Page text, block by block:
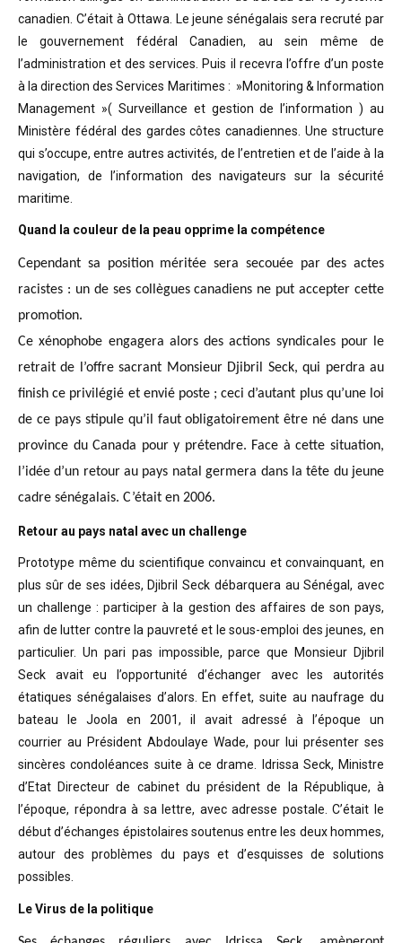
canadien. C’était à Ottawa. Le jeune sénégalais sera recruté par
le gouvernement fédéral Canadien, au sein même de
l’administration et des services. Puis il recevra l’offre d’un poste
à la direction des Services Maritimes : »Monitoring & Information
Management »( Surveillance et gestion de l’information ) au
Ministère fédéral des gardes côtes canadiennes. Une structure
qui s’occupe, entre autres activités, de l’entretien et de l’aide à la
navigation, de l’information des navigateurs sur la sécurité
maritime.
Quand la couleur de la peau opprime la compétence
Cependant sa position méritée sera secouée par des actes
racistes : un de ses collègues canadiens ne put accepter cette
promotion.
Ce xénophobe engagera alors des actions syndicales pour le
retrait de l’offre sacrant Monsieur Djibril Seck, qui perdra au
finish ce privilégié et envié poste ; ceci d’autant plus qu’une loi
de ce pays stipule qu’il faut obligatoirement être né dans une
province du Canada pour y prétendre. Face à cette situation,
l’idée d’un retour au pays natal germera dans la tête du jeune
cadre sénégalais. C’était en 2006.
Retour au pays natal avec un challenge
Prototype même du scientifique convaincu et convainquant, en
plus sûr de ses idées, Djibril Seck débarquera au Sénégal, avec
un challenge : participer à la gestion des affaires de son pays,
afin de lutter contre la pauvreté et le sous-emploi des jeunes, en
particulier. Un pari pas impossible, parce que Monsieur Djibril
Seck avait eu l’opportunité d’échanger avec les autorités
étatiques sénégalaises d’alors. En effet, suite au naufrage du
bateau le Joola en 2001, il avait adressé à l’époque un
courrier au Président Abdoulaye Wade, pour lui présenter ses
sincères condoléances suite à ce drame. Idrissa Seck, Ministre
d’Etat Directeur de cabinet du président de
la République, à
l’époque, répondra à sa lettre, avec adresse postale. C’était le
début d’échanges épistolaires soutenus entre les deux hommes,
autour des problèmes du pays et d’esquisses de solutions
possibles.
Le Virus de la politique